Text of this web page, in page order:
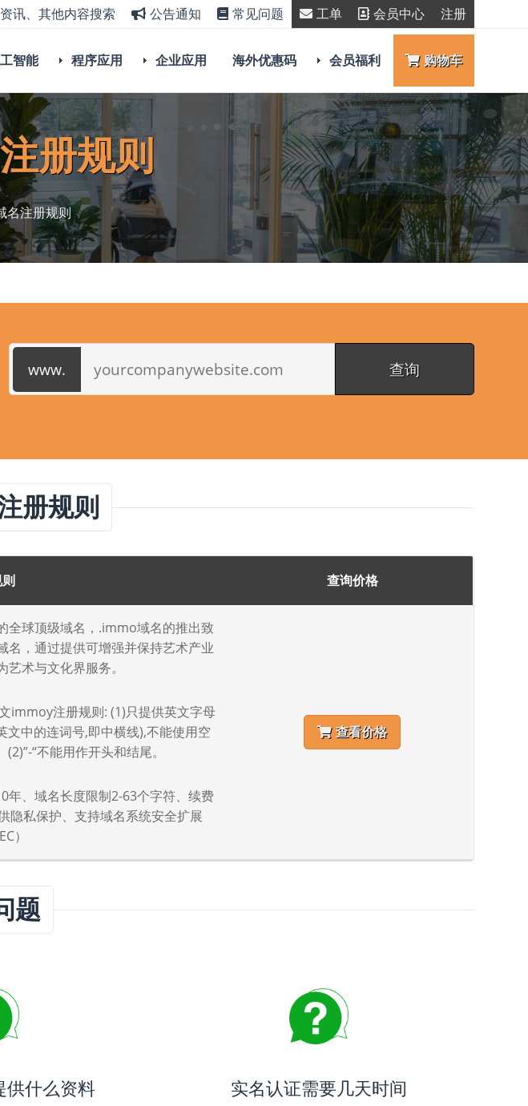
讯、其他内容搜索 公告通知 常见问题 工单 会员中心 注册
智能 程序应用 企业应用 海外优惠码 会员福利 购物车
册规则
注册规则
册规则
查询价格
全球顶级域名，.immo域名的推出致
名，通过提供可增强并保持艺术产业
术与文化界服务。
immoy注册规则: (1)只提供英文字母
文中的连词号,即中横线),不能使用空
“不能用作开头和结尾。
、域名长度限制2-63个字符、续费
隐私保护、支持域名系统安全扩展
）
查看价格
题
供什么资料 实名认证需要几天时间